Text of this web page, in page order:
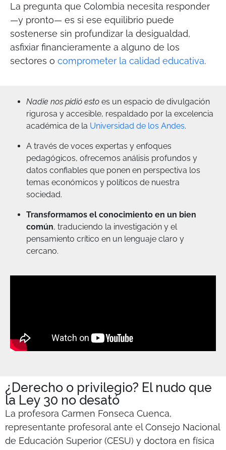
La pregunta que Colombia necesita responder
—y pronto— es si ese equilibrio puede
sostenerse sin profundizar la desigualdad,
asfixiar financieramente a alguno de los
sectores o comprometer la calidad educativa.
Nadie nos pidió esto es un espacio de divulgación
rigurosa y accesible, respaldado por la excelencia
académica de la Universidad de los Andes.
A través de voces expertas y enfoques
pedagógicos, ofrecemos análisis profundos y
datos confiables que ponen en perspectiva los
temas económicos y políticos de nuestra
sociedad.
Transformamos el conocimiento en un bien
común, traduciendo la investigación y el
pensamiento crítico en un lenguaje claro y
cercano.
¿Derecho o privilegio? El nudo que
la Ley 30 no desató
La profesora Carmen Fonseca Cuenca,
representante profesoral ante el Consejo Nacional
de Educación Superior (CESU) y doctora en física